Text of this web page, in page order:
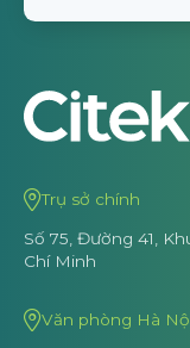
Trụ sở chính
Số 75, Đường 41,
Chí Minh
Văn phòng Hà